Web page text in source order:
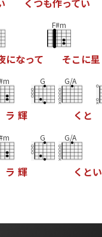
になって
F#m
そこ に星
ラ 輝
G G/A
く と
ラ 輝
G G/A
く とい